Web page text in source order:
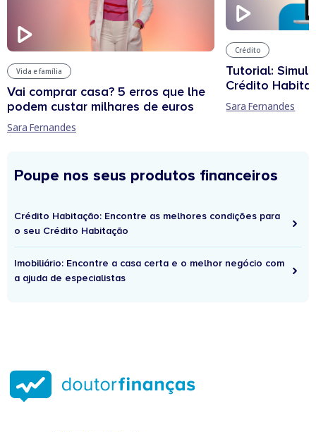
Vida e família
Vai comprar casa? 5 erros que lhe
podem custar milhares de euros
Sara Fernandes
Crédito
Tutorial:
Crédito
Sara Fernandes
Poupe nos seus produtos financeiros
Crédito Habitação: Encontre as melhores condições para
o seu Crédito Habitação
Imobiliário: Encontre a casa certa e o melhor negócio com
a ajuda de especialistas